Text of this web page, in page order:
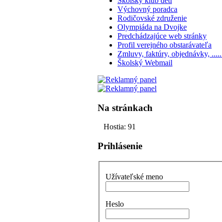
Výchovný poradca
Rodičovské združenie
Olympiáda na Dvojke
Predchádzajúce web stránky
Profil verejného obstarávateľa
Zmluvy, faktúry, objednávky,
Školský Webmail
Na stránkach
Hostia: 91
Prihlásenie
Užívateľské meno
Heslo